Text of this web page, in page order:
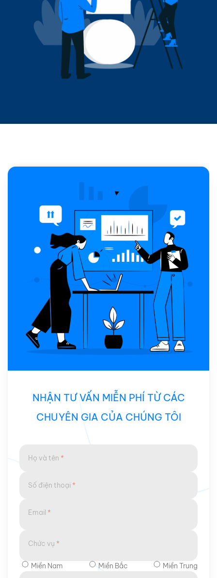
NHẬN TƯ VẤN MIỄN PHÍ TỪ CÁC
CHUYÊN GIA CỦA CHÚNG TÔI
Họ và tên *
Số điện thoại *
Email *
Chức vụ *
Miền Nam Miền Bắc Miền Trung